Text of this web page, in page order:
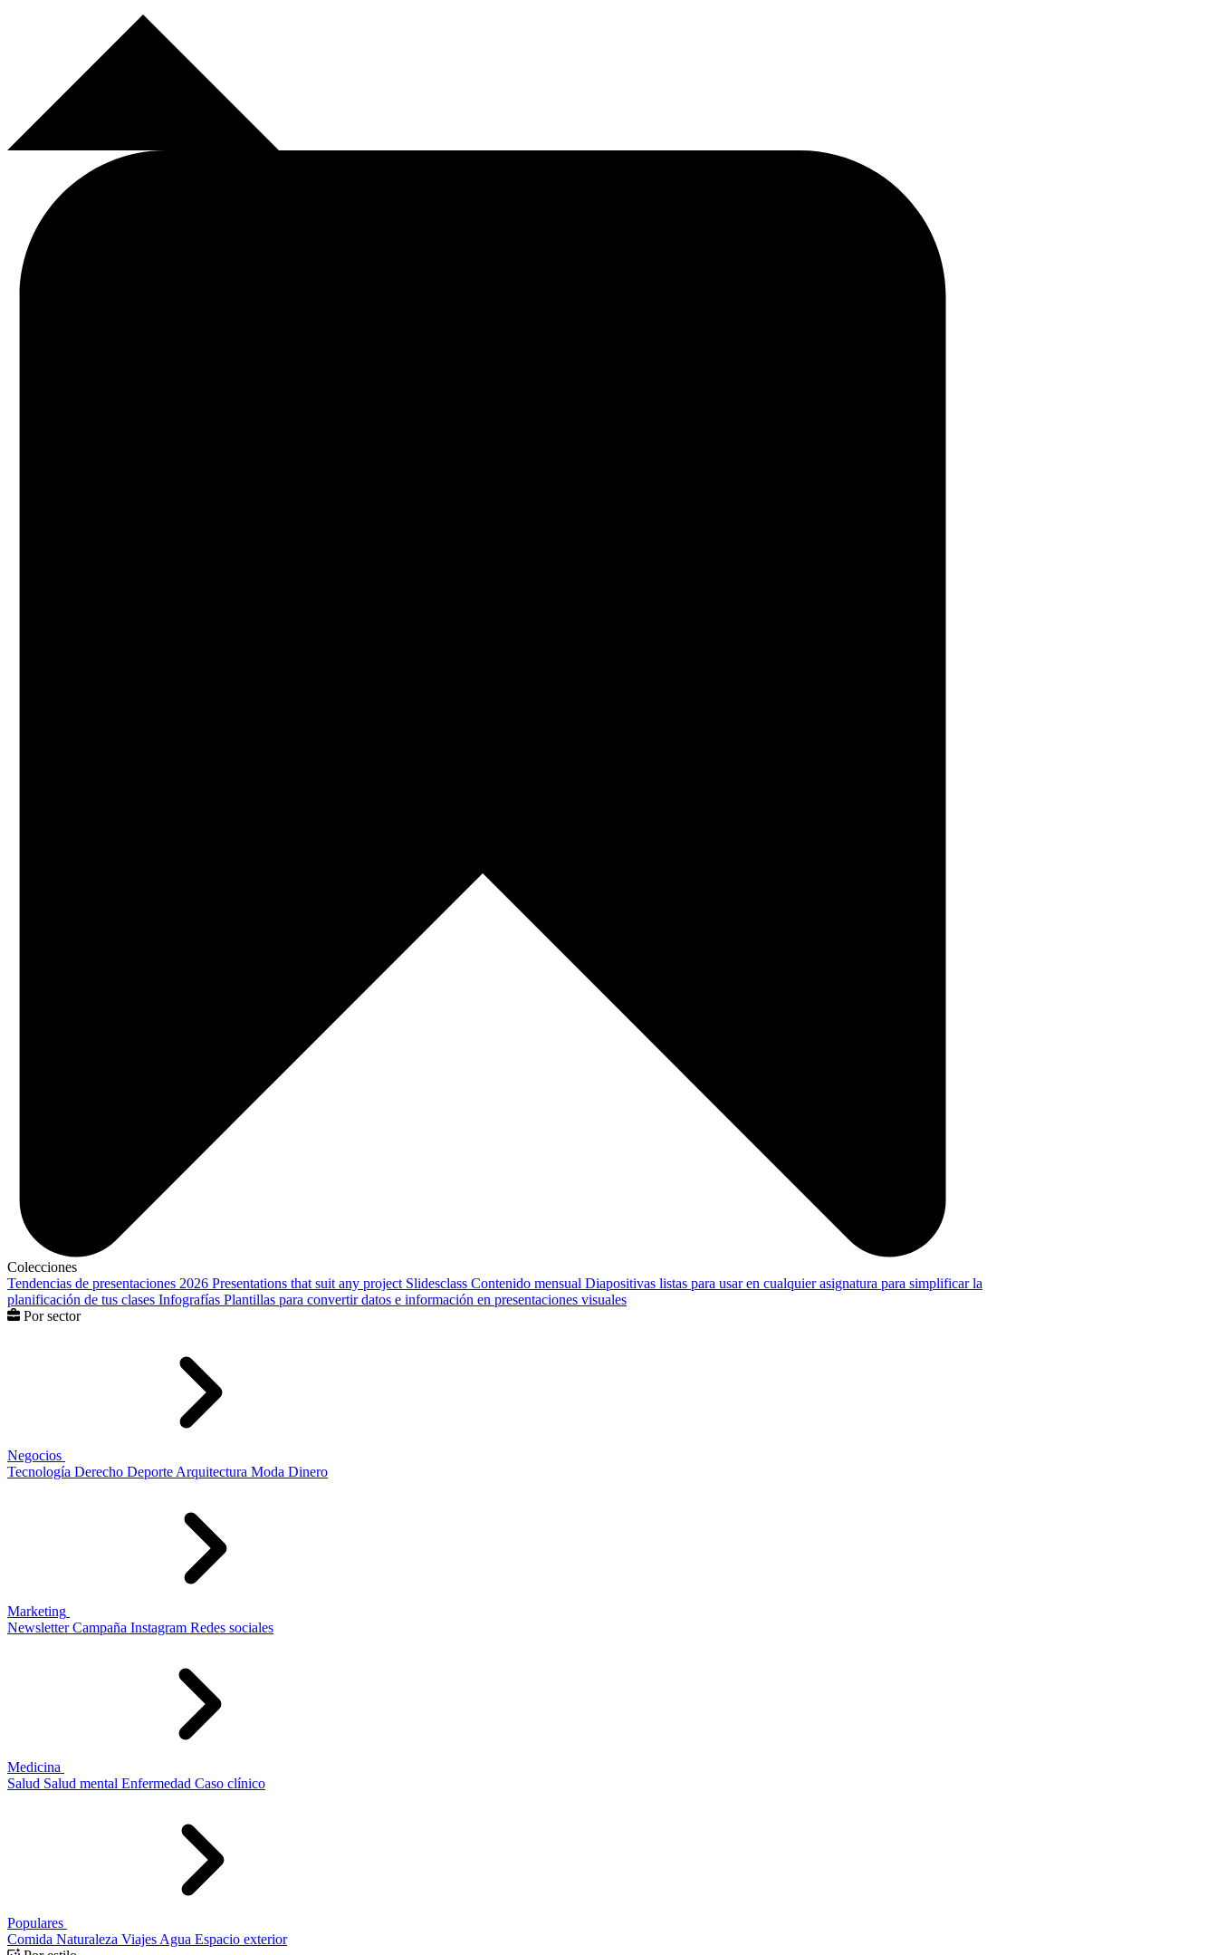
Colecciones
Tendencias de presentaciones 2026 Presentations that suit any project Slidesclass Contenido mensual Diapositivas listas para usar en cualquier asignatura para simplificar la
planificación de tus clases Infografías Plantillas para convertir datos e información en presentaciones visuales
Por sector
Negocios
Tecnología Derecho Deporte Arquitectura Moda Dinero
Marketing
Newsletter Campaña Instagram Redes sociales
Medicina
Salud Salud mental Enfermedad Caso clínico
Populares
Comida Naturaleza Viajes Agua Espacio exterior